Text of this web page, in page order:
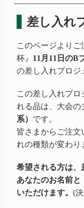
差し入れ
このページより
杯』 11月11日のB
の差し入れプロジ
この差し入れプ
れる品は、大会の
系） です。
皆さまからご注文
れの種類が変わり
希望される方は、
あなたのお名前と
いただけます。 (